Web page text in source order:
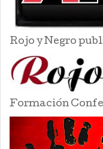
Rojo y Negro
Formación